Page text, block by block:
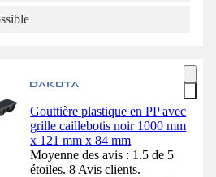
Gouttière plastique en PP avec
grille caillebotis noir 1000 mm
x 121 mm x 84 mm
Moyenne des avis : 1.5 de 5
étoiles. 8 Avis clients.